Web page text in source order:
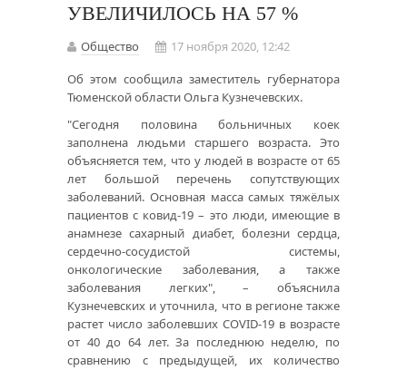
УВЕЛИЧИЛОСЬ НА 57 %
Общество
17 ноября 2020, 12:42
Об этом сообщила заместитель губернатора
Тюменской области Ольга Кузнечевских.
"Сегодня половина больничных коек
заполнена людьми старшего возраста. Это
объясняется тем, что у людей в возрасте от 65
лет большой перечень сопутствующих
заболеваний. Основная масса самых тяжёлых
пациентов с ковид-19 – это люди, имеющие в
анамнезе сахарный диабет, болезни сердца,
сердечно-сосудистой системы,
онкологические заболевания, а также
заболевания легких", – объяснила
Кузнечевских и уточнила, что в регионе также
растет число заболевших COVID-19 в возрасте
от 40 до 64 лет. За последнюю неделю, по
сравнению с предыдущей, их количество